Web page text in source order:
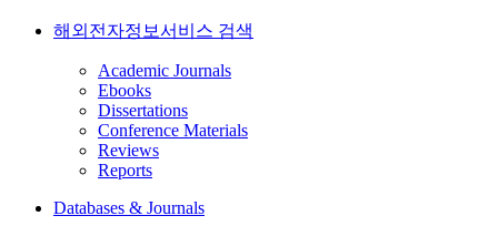
해외전자정보서비스 검색
Academic Journals
Ebooks
Dissertations
Conference Materials
Reviews
Reports
Databases & Journals